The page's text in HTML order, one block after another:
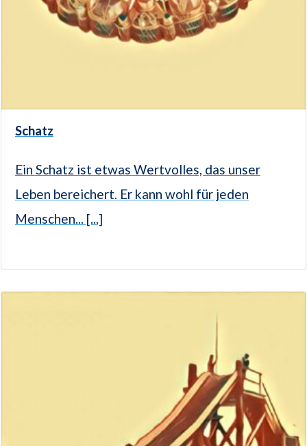
Schatz
Ein Schatz ist etwas Wertvolles, das unser
Leben bereichert. Er kann wohl für jeden
Menschen... [...]